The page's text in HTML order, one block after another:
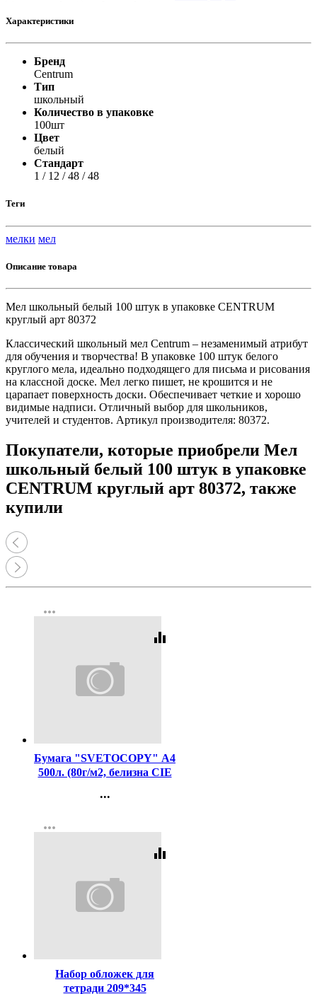
Характеристики
Бренд
Centrum
Тип
школьный
Количество в упаковке
100шт
Цвет
белый
Стандарт
1 / 12 / 48 / 48
Теги
мелки мел
Описание товара
Мел школьный белый 100 штук в упаковке CENTRUM
круглый арт 80372
Классический школьный мел Centrum – незаменимый атрибут
для обучения и творчества! В упаковке 100 штук белого
круглого мела, идеально подходящего для письма и рисования
на классной доске. Мел легко пишет, не крошится и не
царапает поверхность доски. Обеспечивает четкие и хорошо
видимые надписи. Отличный выбор для школьников,
учителей и студентов. Артикул производителя: 80372.
Покупатели, которые приобрели Мел
школьный белый 100 штук в упаковке
CENTRUM круглый арт 80372, также
купили
more_horiz
equalizer
Бумага "SVETOCOPY" А4
500л. (80г/м2, белизна CIE
(Ст.5)
...
Регистрация
more_horiz
equalizer
Набор обложек для
тетради 209*345